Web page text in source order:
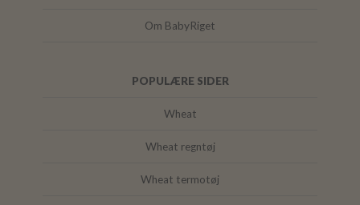
Om BabyRiget
POPULÆRE SIDER
Wheat
Wheat regntøj
Wheat termotøj